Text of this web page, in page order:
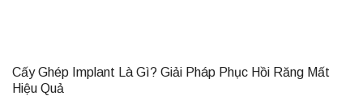
Cấy Ghép Implant Là Gì? Giải Pháp Phục Hồi Răng Mất
Hiệu Quả